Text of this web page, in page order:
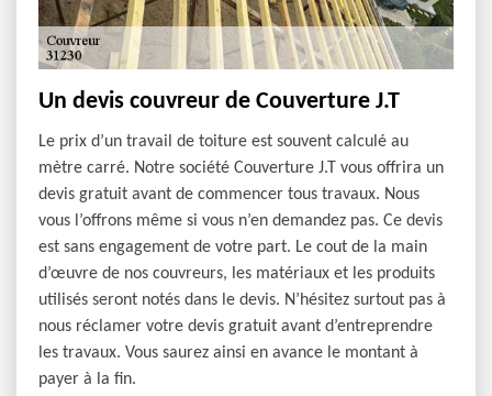
Un devis couvreur de Couverture J.T
Le prix d’un travail de toiture est souvent calculé au
mètre carré. Notre société Couverture J.T vous offrira un
devis gratuit avant de commencer tous travaux. Nous
vous l’offrons même si vous n’en demandez pas. Ce devis
est sans engagement de votre part. Le cout de la main
d’œuvre de nos couvreurs, les matériaux et les produits
utilisés seront notés dans le devis. N’hésitez surtout pas à
nous réclamer votre devis gratuit avant d’entreprendre
les travaux. Vous saurez ainsi en avance le montant à
payer à la fin.